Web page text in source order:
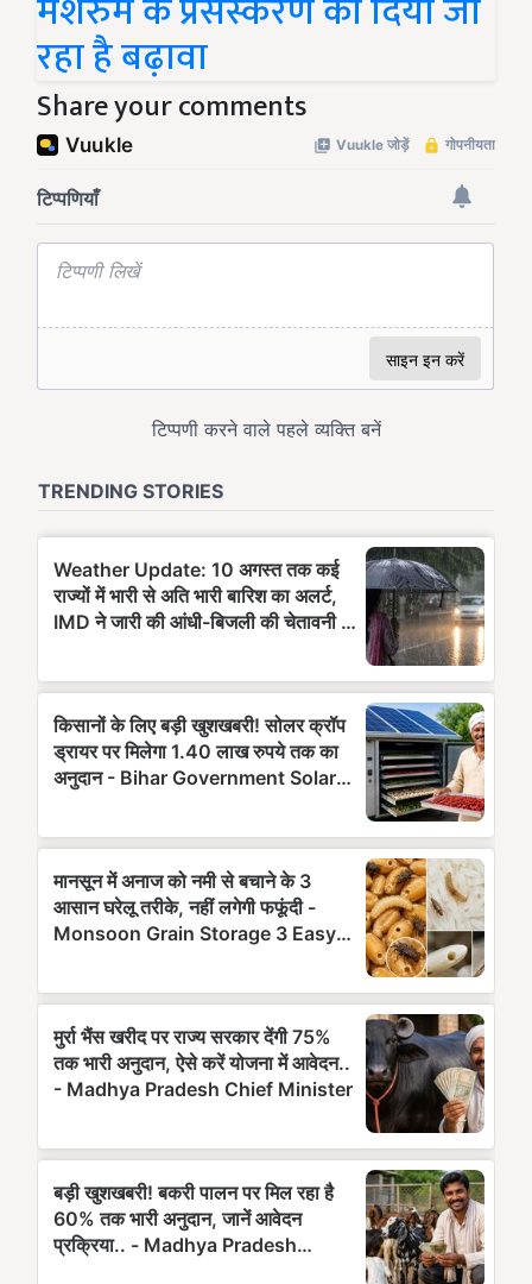
मशरुम के प्रसंस्करण को दिया जा
रहा है बढ़ावा
Share your comments